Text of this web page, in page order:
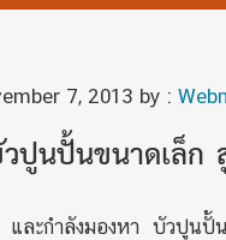
7, 2013 by :
ปูนปั้นขนาดเล็ก
ละกำลังมองหา บัวปูนปั้